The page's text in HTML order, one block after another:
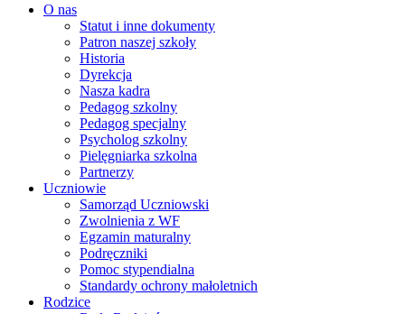
O nas
Statut i inne dokumenty
Patron naszej szkoły
Historia
Dyrekcja
Nasza kadra
Pedagog szkolny
Pedagog specjalny
Psycholog szkolny
Pielęgniarka szkolna
Partnerzy
Uczniowie
Samorząd Uczniowski
Zwolnienia z WF
Egzamin maturalny
Podręczniki
Pomoc stypendialna
Standardy ochrony małoletnich
Rodzice